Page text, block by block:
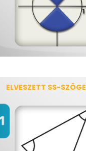
ELVESZETT SS-SZÖGEK